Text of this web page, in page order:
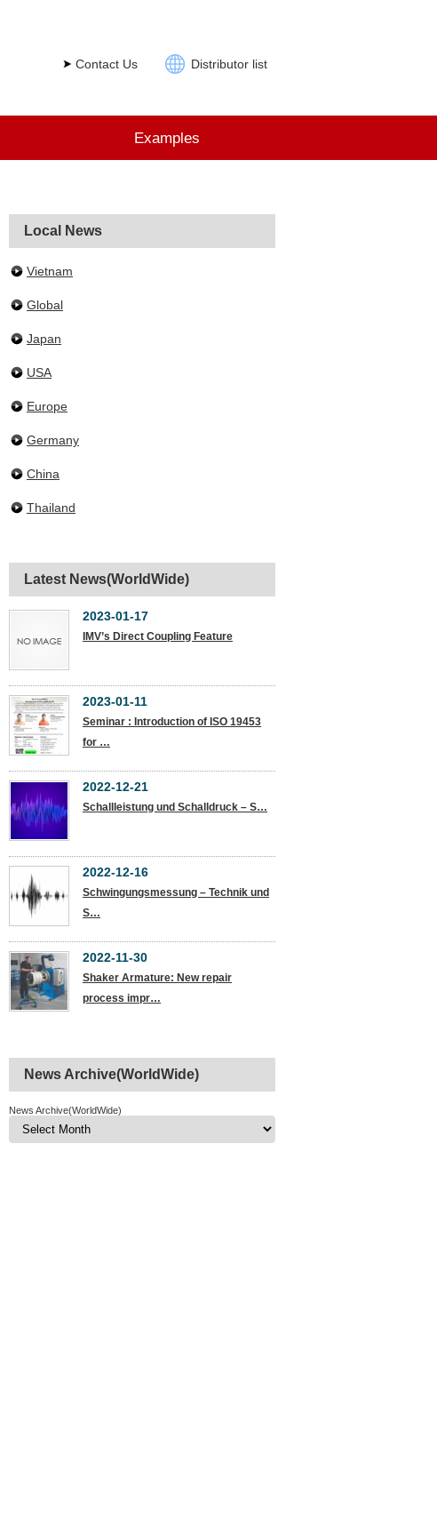
Contact Us Distributor list
Examples
Local News
Vietnam
Global
Japan
USA
Europe
Germany
China
Thailand
Latest News(WorldWide)
2023-01-17
IMV’s Direct Coupling Feature
2023-01-11
Seminar : Introduction of ISO 19453
for …
2022-12-21
Schallleistung und Schalldruck – S…
2022-12-16
Schwingungsmessung – Technik und
S…
2022-11-30
Shaker Armature: New repair
process impr…
News Archive(WorldWide)
News Archive(WorldWide)